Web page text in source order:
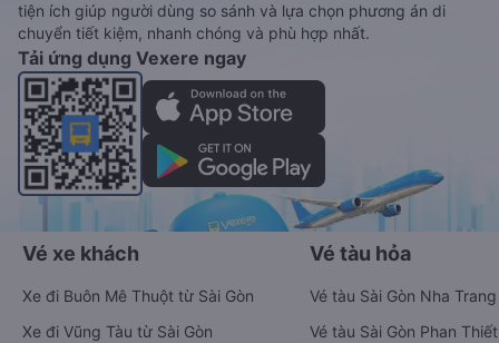
tiện ích giúp người dùng so sánh và lựa chọn phương án di
chuyển tiết kiệm, nhanh chóng và phù hợp nhất.
Tải ứng dụng Vexere ngay
Vé xe khách
Xe đi Buôn Mê Thuột từ Sài Gòn
Xe đi Vũng Tàu từ Sài Gòn
Vé tàu hỏa
Vé tàu Sài Gòn Nha Trang
Vé tàu Sài Gòn Phan Thiết